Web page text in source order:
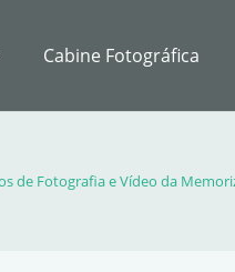
Cabine Fotográfica
de Fotografia e Vídeo da